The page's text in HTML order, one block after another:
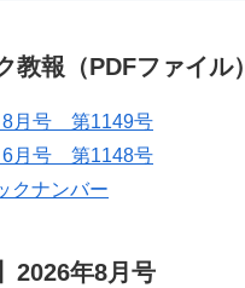
教報（PDFファイル）
8月号 第1149号
6月号 第1148号
クナンバー
2026年8月号